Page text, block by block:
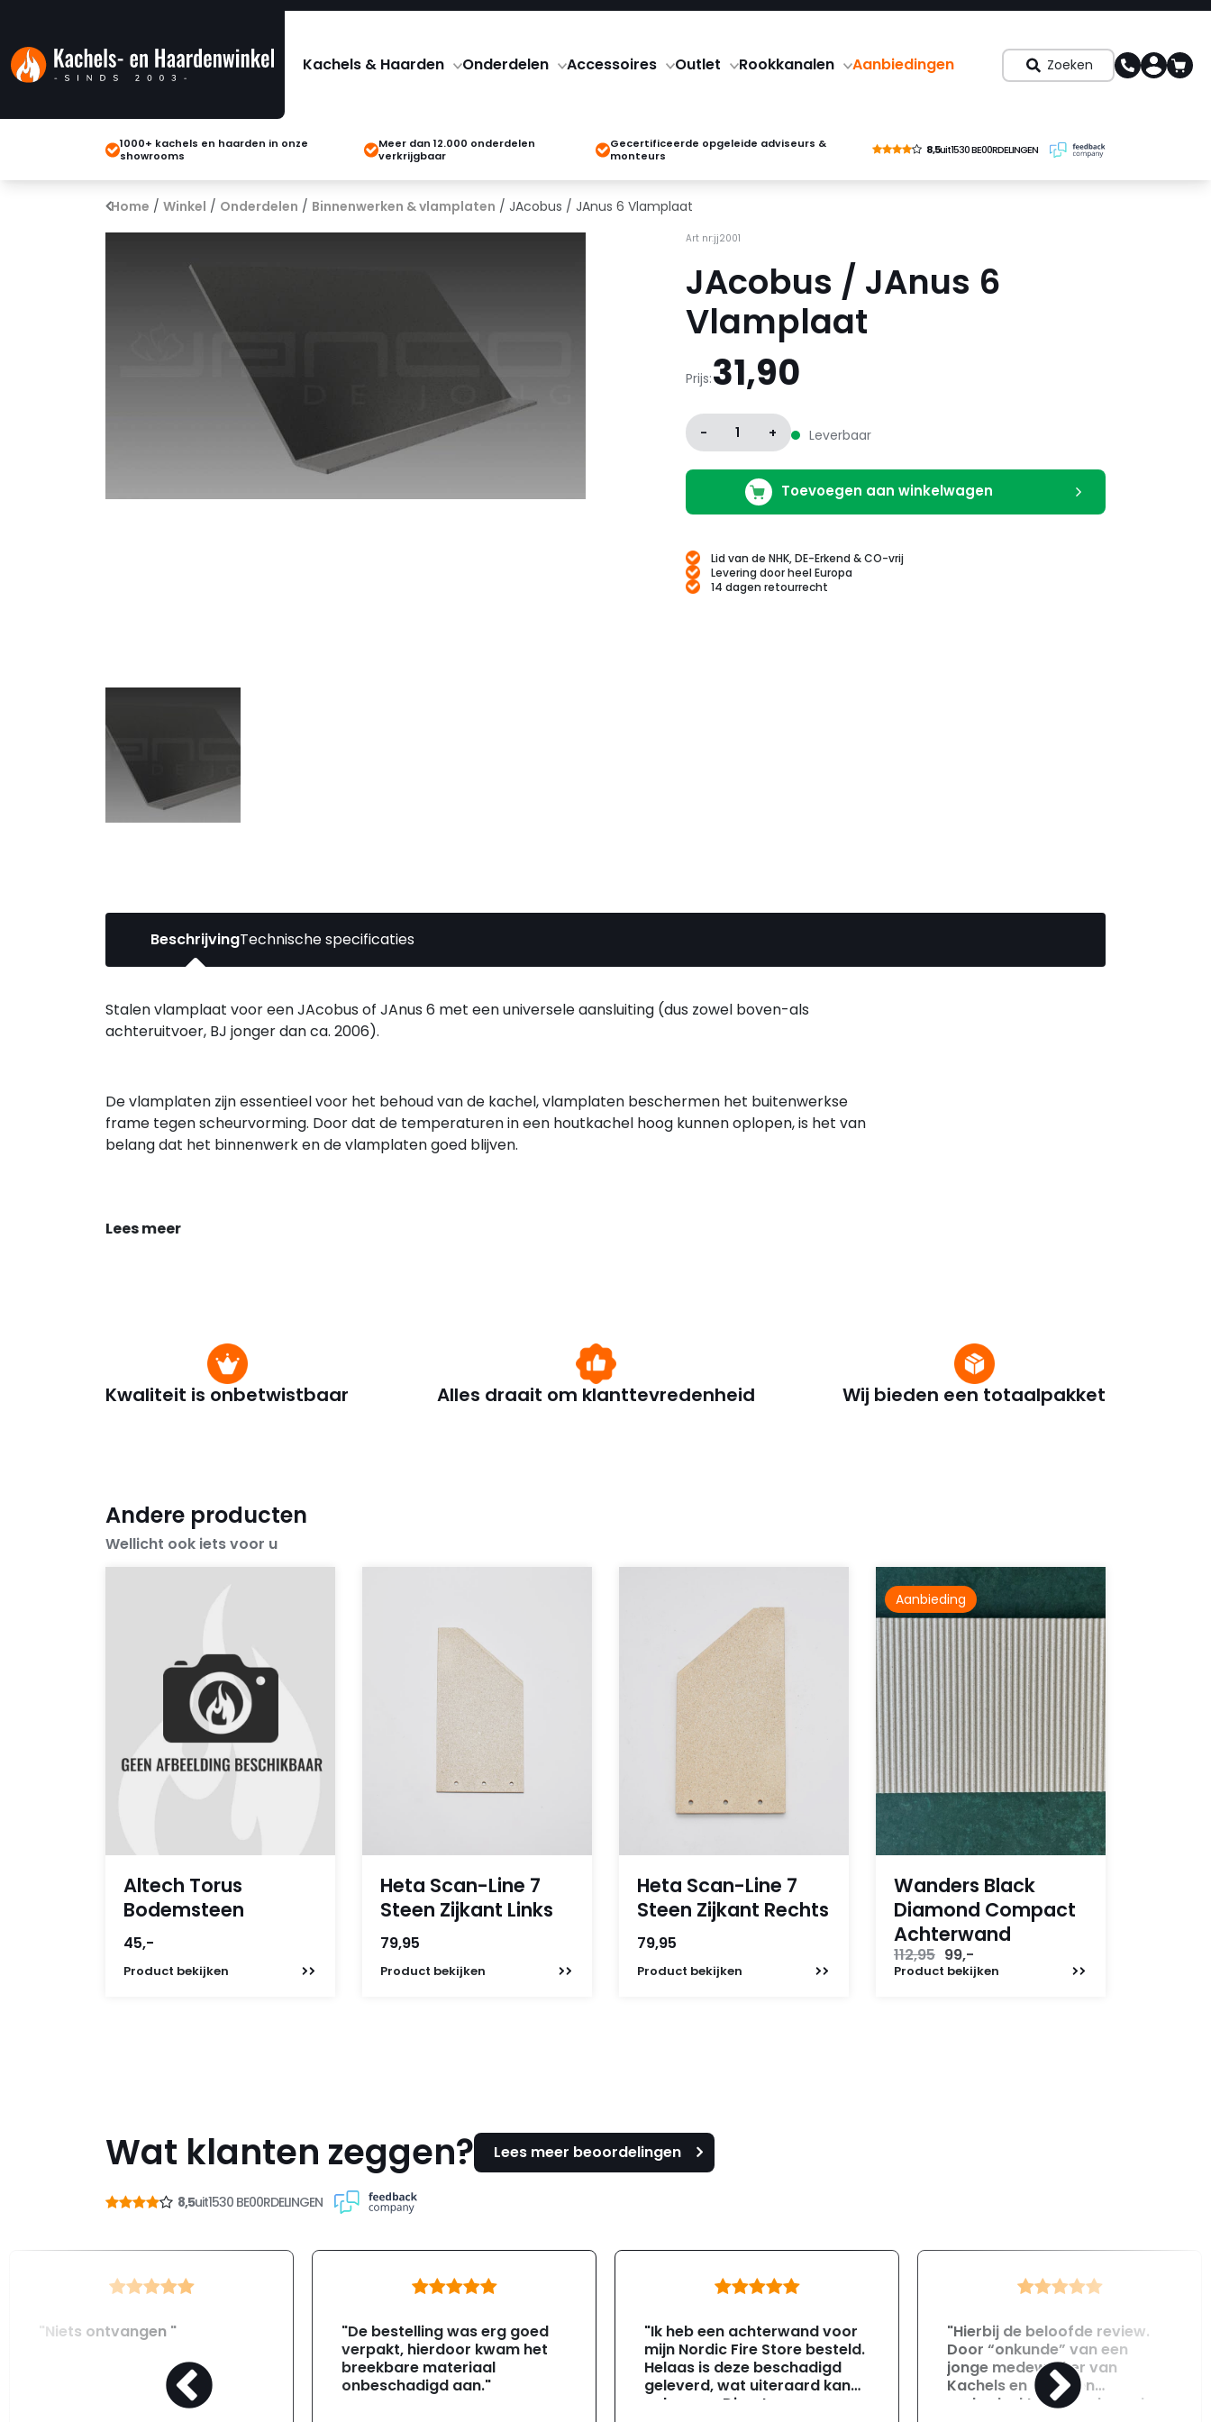
Kachels & Haarden Onderdelen Accessoires Outlet Rookkanalen Aanbiedingen Zoeken
1000+ kachels en haarden in onze
showrooms
Meer dan 12.000 onderdelen
verkrijgbaar
Gecertificeerde opgeleide adviseurs &
monteurs
8,5uit1530 BE00RDELINGEN
Home / Winkel / Onderdelen / Binnenwerken & vlamplaten / JAcobus / JAnus 6 Vlamplaat
Art nr:jj2001
JAcobus / JAnus 6
Vlamplaat
Prijs:31,90
- 1 + Leverbaar
Toevoegen aan winkelwagen
Lid van de NHK, DE-Erkend & CO-vrij
Levering door heel Europa
14 dagen retourrecht
BeschrijvingTechnische specificaties
Stalen vlamplaat voor een JAcobus of JAnus 6 met een universele aansluiting (dus zowel boven-als
achteruitvoer, BJ jonger dan ca. 2006).
De vlamplaten zijn essentieel voor het behoud van de kachel, vlamplaten beschermen het buitenwerkse
frame tegen scheurvorming. Door dat de temperaturen in een houtkachel hoog kunnen oplopen, is het van
belang dat het binnenwerk en de vlamplaten goed blijven.
Lees meer
Kwaliteit is onbetwistbaar Alles draait om klanttevredenheid Wij bieden een totaalpakket
Andere producten
Wellicht ook iets voor u
Altech Torus
Bodemsteen
45,-
Product bekijken
Heta Scan-Line 7
Steen Zijkant Links
79,95
Product bekijken
Heta Scan-Line 7
Steen Zijkant Rechts
79,95
Product bekijken
Aanbieding
Wanders Black
Diamond Compact
Achterwand
112,95 Oorspronkelijke
prijs
99,-
prijs
Product bekijken
Wat klanten zeggen? Lees meer beoordelingen
8,5uit1530 BE00RDELINGEN
"Niets ontvangen "
"De bestelling was erg goed
verpakt, hierdoor kwam het
breekbare materiaal
onbeschadigd aan."
"Ik heb een achterwand voor
mijn Nordic Fire Store besteld.
Helaas is deze beschadigd
geleverd, wat uiteraard kan
gebeuren. Direct na
"Hierbij de beloofde review.
Door “onkunde” van een
jonge medewerker van
Kachels en Haarden
onderdeel te laat geleverd